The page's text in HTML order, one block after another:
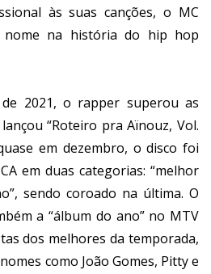
às suas canções, o MC
na história do hip hop
2021, o rapper superou as
“Roteiro pra Aïnouz, Vol.
em dezembro, o disco foi
em duas categorias: “melhor
sendo coroado na última. O
a “álbum do ano” no MTV
dos melhores da temporada,
como João Gomes, Pitty e